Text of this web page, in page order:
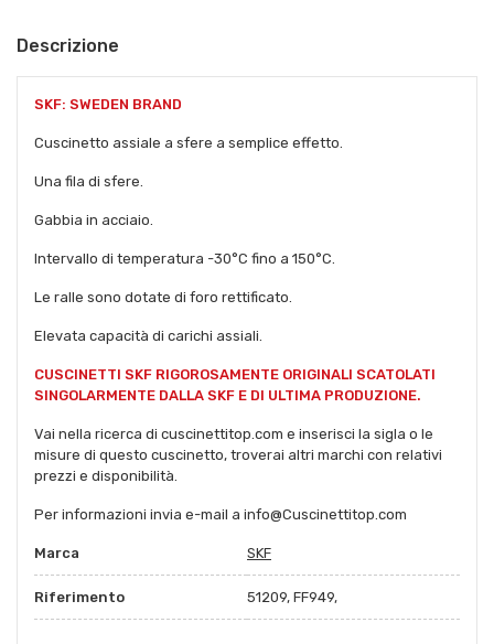
Descrizione
SKF: SWEDEN BRAND
Cuscinetto assiale a sfere a semplice effetto.
Una fila di sfere.
Gabbia in acciaio.
Intervallo di temperatura -30°C fino a 150°C.
Le ralle sono dotate di foro rettificato.
Elevata capacità di carichi assiali.
CUSCINETTI SKF RIGOROSAMENTE ORIGINALI SCATOLATI
SINGOLARMENTE DALLA SKF E DI ULTIMA PRODUZIONE.
Vai nella ricerca di cuscinettitop.com e inserisci la sigla o le
misure di questo cuscinetto, troverai altri marchi con relativi
prezzi e disponibilità.
Per informazioni invia e-mail a info@Cuscinettitop.com
Marca SKF
Riferimento 51209, FF949,